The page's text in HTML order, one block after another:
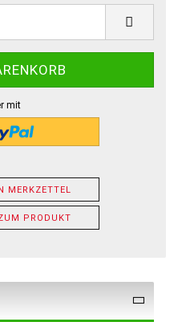
mit
MERKZETTEL
PRODUKT